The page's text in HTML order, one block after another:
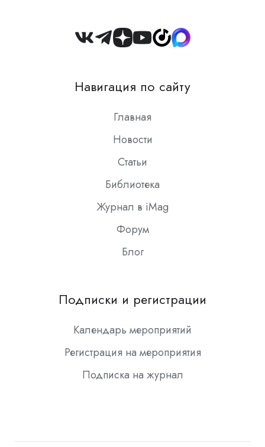
Join
Slack
Навигация по сайту
Главная
Новости
Статьи
Библиотека
Журнал в iMag
Форум
Блог
Подписки и регистрации
Календарь мероприятий
Регистрация на мероприятия
Подписка на журнал